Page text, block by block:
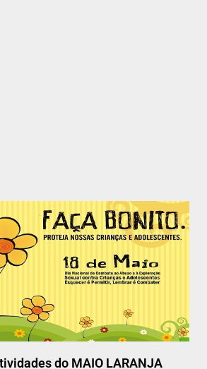
do MAIO LARANJA